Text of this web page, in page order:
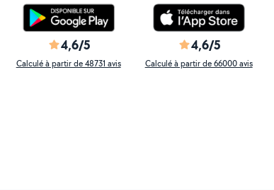
4,6/5
Calculé à partir de 48731 avis
4,6/5
Calculé à partir de 66000 avis